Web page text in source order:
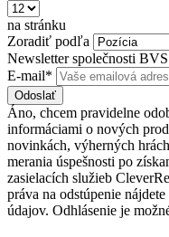
na stránku
Zoradiť podľa
Newsletter společnosti BVS
E-mail*
Odoslať
Áno, chcem pravidelne
informáciami o nových
novinkách, výherných
merania úspešnosti po
zasielacích služieb
práva na odstúpenie
údajov. Odhlásenie je